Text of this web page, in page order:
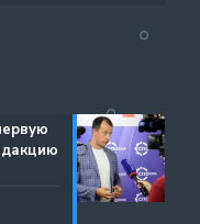
трудоустройству
молодежи и